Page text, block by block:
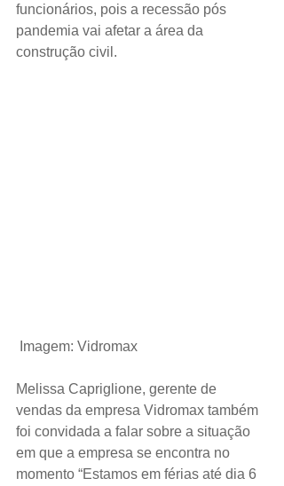
funcionários, pois a recessão pós
pandemia vai afetar a área da
construção civil.
Imagem: Vidromax
Melissa Capriglione, gerente de
vendas da empresa Vidromax também
foi convidada a falar sobre a situação
em que a empresa se encontra no
momento “Estamos em férias até dia 6